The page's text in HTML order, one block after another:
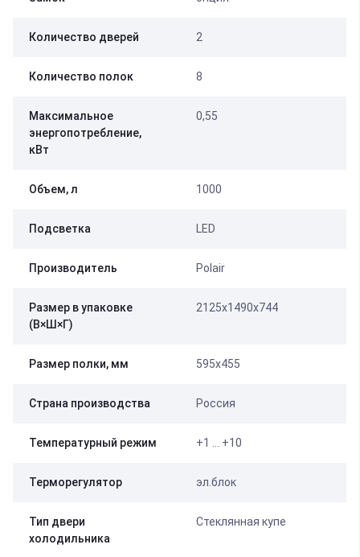
Количество дверей 2
Количество полок 8
Максимальное
энергопотребление,
кВт
0,55
Объем, л 1000
Подсветка LED
Производитель Polair
Размер в упаковке
(В×Ш×Г)
2125х1490х744
Размер полки, мм 595х455
Страна производства Россия
Температурный режим +1 … +10
Терморегулятор эл.блок
Тип двери
холодильника
Стеклянная купе